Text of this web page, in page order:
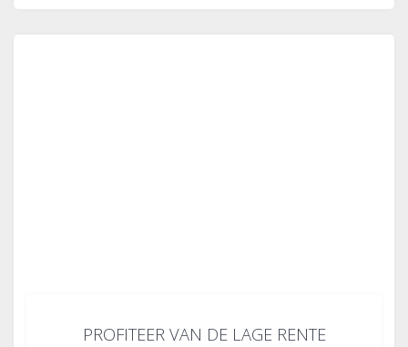
PROFITEER VAN DE LAGE RENTE